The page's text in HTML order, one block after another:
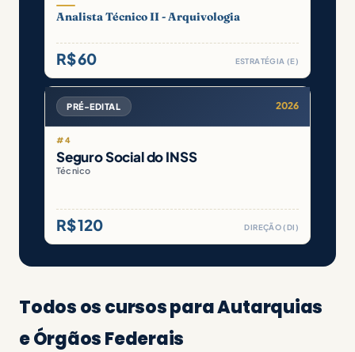
Analista Técnico II - Arquivologia
R$ 60 ESTRATÉGIA (E)
PRÉ-EDITAL 2026
#4
Seguro Social do INSS
Técnico
R$ 120 DIREÇÃO (DI)
Todos os cursos para Autarquias
e Órgãos Federais